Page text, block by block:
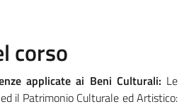
corso
applicate ai Beni Culturali: Le
il Patrimonio Culturale ed Artistico: